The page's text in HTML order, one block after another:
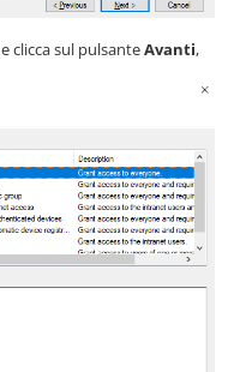
e clicca sul pulsanteAvanti,